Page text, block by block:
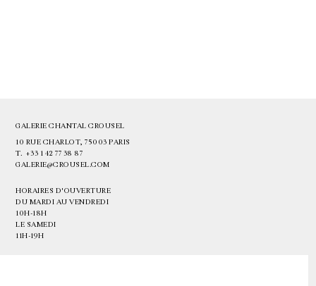
GALERIE CHANTAL CROUSEL
10 RUE CHARLOT, 75003 PARIS
T. +33 1 42 77 38 87
GALERIE@CROUSEL.COM
HORAIRES D'OUVERTURE
DU MARDI AU VENDREDI
10H-18H
LE SAMEDI
11H-19H